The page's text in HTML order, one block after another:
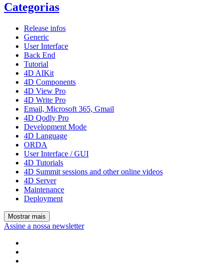
Categorias
Release infos
Generic
User Interface
Back End
Tutorial
4D AIKit
4D Components
4D View Pro
4D Write Pro
Email, Microsoft 365, Gmail
4D Qodly Pro
Development Mode
4D Language
ORDA
User Interface / GUI
4D Tutorials
4D Summit sessions and other online videos
4D Server
Maintenance
Deployment
Mostrar mais
Assine a nossa newsletter